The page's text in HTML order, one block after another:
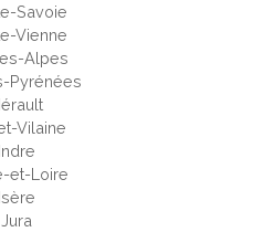
Savoie
Vienne
Alpes
Pyrénées
Vilaine
Indre
et-Loire
Isère
Jura